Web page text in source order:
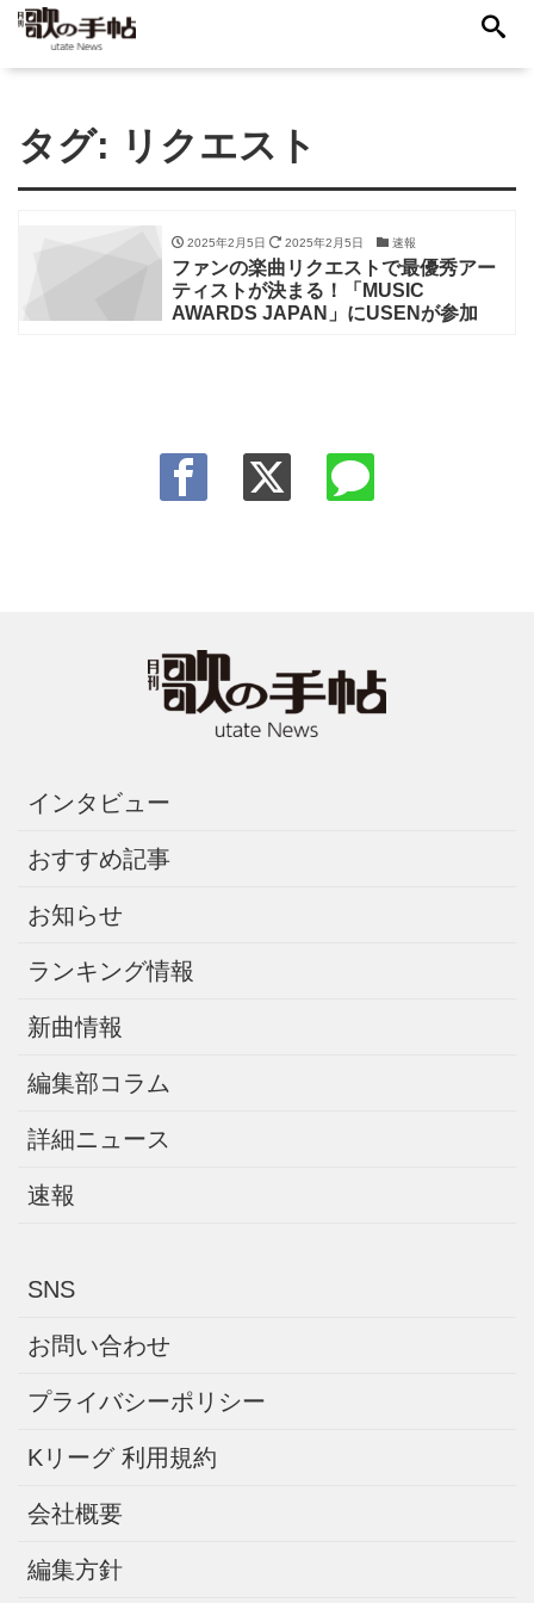
タグ: リクエスト
2025年2月5日 2025年2月5日 速報
ファンの楽曲リクエストで最優秀アー
ティストが決まる！「MUSIC
AWARDS JAPAN」にUSENが参加
インタビュー
おすすめ記事
お知らせ
ランキング情報
新曲情報
編集部コラム
詳細ニュース
速報
SNS
お問い合わせ
プライバシーポリシー
Kリーグ 利用規約
会社概要
編集方針